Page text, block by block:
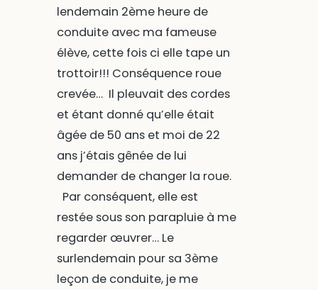
lendemain 2ème heure de
conduite avec ma fameuse
élève, cette fois ci elle tape un
trottoir!!! Conséquence roue
crevée… Il pleuvait des cordes
et étant donné qu’elle était
âgée de 50 ans et moi de 22
ans j’étais gênée de lui
demander de changer la roue.
Par conséquent, elle est
restée sous son parapluie à me
regarder œuvrer… Le
surlendemain pour sa 3ème
leçon de conduite, je me